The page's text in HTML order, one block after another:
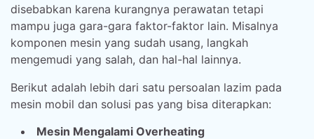
disebabkan karena kurangnya perawatan tetapi
mampu juga gara-gara faktor-faktor lain. Misalnya
komponen mesin yang sudah usang, langkah
mengemudi yang salah, dan hal-hal lainnya.
Berikut adalah lebih dari satu persoalan lazim pada
mesin mobil dan solusi pas yang bisa diterapkan:
Mesin Mengalami Overheating